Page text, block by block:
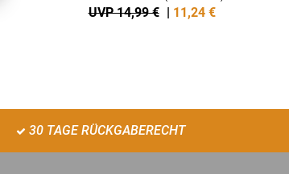
UVP 14,99 € | 11,24 €
30 TAGE RÜCKGABERECHT